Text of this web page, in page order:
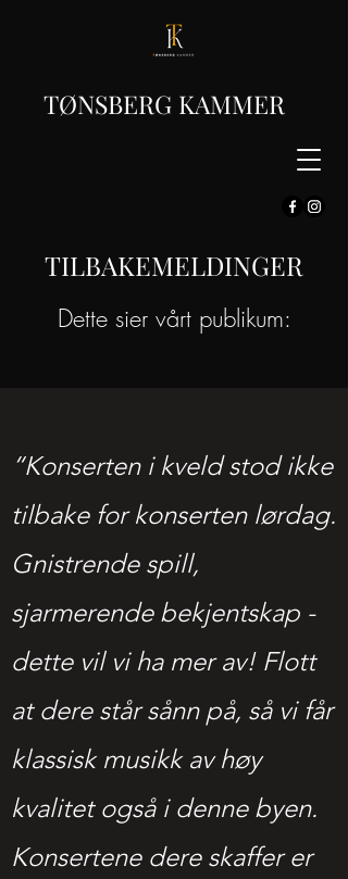
TØNSBERG KAMMER
TILBAKEMELDINGER
Dette sier vårt publikum:
“Konserten i kveld stod ikke
tilbake for konserten lørdag.
Gnistrende spill,
sjarmerende bekjentskap -
dette vil vi ha mer av! Flott
at dere står sånn på, så vi får
klassisk musikk av høy
kvalitet også i denne byen.
Konsertene dere skaffer er